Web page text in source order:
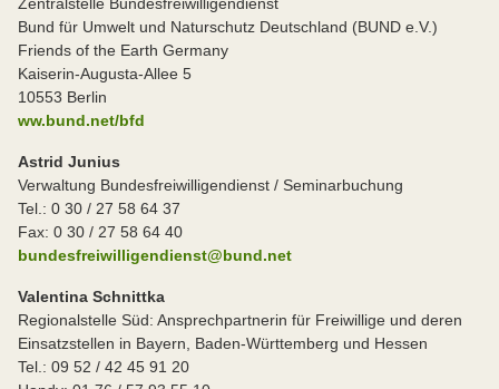
Bund für Umwelt und Naturschutz Deutschland (BUND e.V.)
Friends of the Earth Germany
Kaiserin-Augusta-Allee 5
10553 Berlin
ww.bund.net/bfd
Astrid Junius
Verwaltung Bundesfreiwilligendienst / Seminarbuchung
Tel.: 0 30 / 27 58 64 37
Fax: 0 30 / 27 58 64 40
bundesfreiwilligendienst@bund.net
Valentina Schnittka
Regionalstelle Süd: Ansprechpartnerin für Freiwillige und deren
Einsatzstellen in Bayern, Baden-Württemberg und Hessen
Tel.: 09 52 / 42 45 91 20